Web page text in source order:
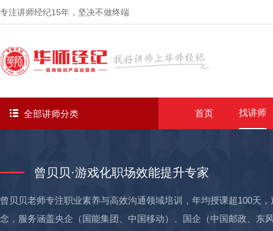
专注讲师经纪15年 ，坚决不做终端
全部讲师分类 首页 找讲师
曾贝贝·游戏化职场效能提升专家
曾贝贝老师专注职业素养与高效沟通领域培训，年均授课超100天
念，服务涵盖央企（国能集团、中国移动）、国企（中国邮政、东